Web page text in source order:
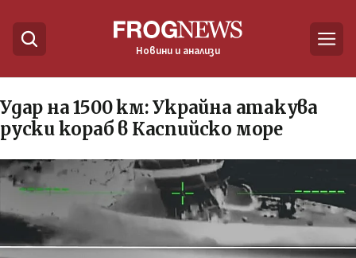
Новини и анализи
Удар на 1500 км: Украйна атакува
руски кораб в Каспийско море